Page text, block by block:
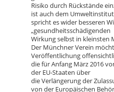
Risiko durch Rückstände
ist auch dem
spricht es wider besseren
„gesundheitsschädigenden
Wirkung selbst in kleinsten
Der Münchner Verein
Veröffentlichung
die für Anfang März 2016
der EU-Staaten über
die Verlängerung der
von der Europäischen